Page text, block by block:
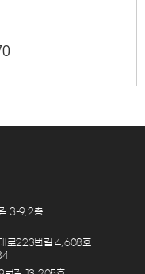
3-9, 2층
로223번길 4, 608호